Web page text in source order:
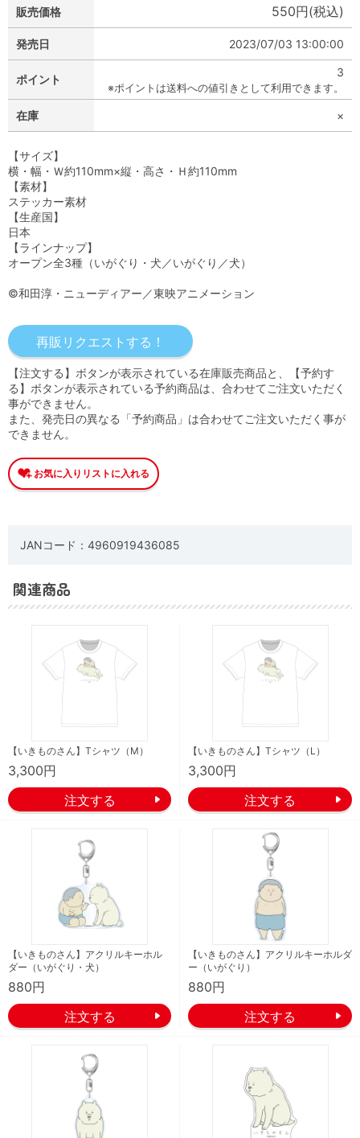
販売価格 550円(税込)
発売日 2023/07/03 13:00:00
ポイント
3
※ポイントは送料への値引きとして利用できます。
在庫 ×
【サイズ】
横・幅・Ｗ約110mm×縦・高さ・Ｈ約110mm
【素材】
ステッカー素材
【生産国】
日本
【ラインナップ】
オープン全3種（いがぐり・犬／いがぐり／犬）
©和田淳・ニューディアー／東映アニメーション
【注文する】ボタンが表示されている在庫販売商品と、【予約す
る】ボタンが表示されている予約商品は、合わせてご注文いただく
事ができません。
また、発売日の異なる「予約商品」は合わせてご注文いただく事が
できません。
JANコード：4960919436085
関連商品
【いきものさん】Tシャツ（M）
3,300円
【いきものさん】Tシャツ（L）
3,300円
【いきものさん】アクリルキーホル
ダー（いがぐり・犬）
880円
【いきものさん】アクリルキーホルダ
ー（いがぐり）
880円